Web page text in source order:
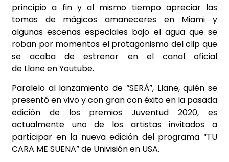
principio a fin y al mismo tiempo apreciar las
tomas de mágicos amaneceres en Miami y
algunas escenas especiales bajo el agua que se
roban por momentos el protagonismo del clip que
se acaba de estrenar en el canal oficial
de Llane en Youtube.
Paralelo al lanzamiento de “SERÁ”, Llane, quién se
presentó en vivo y con gran con éxito en la pasada
edición de los premios Juventud 2020, es
actualmente uno de los artistas invitados a
participar en la nueva edición del programa “TU
CARA ME SUENA” de Univisión en USA.